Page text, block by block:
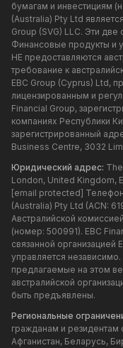
бумагам и инвестициям
(Australia) Pty Ltd
Group (SVG) LLC. Эти
Финансовые продукты и
НЕ предоставляются
требование к
EBC Group (Cyprus) Ltd,
лицензированным и
Financial Group,
компаниях Республики
зарегистрированный
Business Centre, 3032
Юридический адрес:
London, United Kingdom,
[email protected]
(Australia) Pty Ltd (ACN:
Австралийской
(номер: 500991). EBC
связанной организацией
управляется
предлагаемые на этом
австралийской
быть предъявлены.
Региональные
гражданам и
Афганистан, Беларусь,